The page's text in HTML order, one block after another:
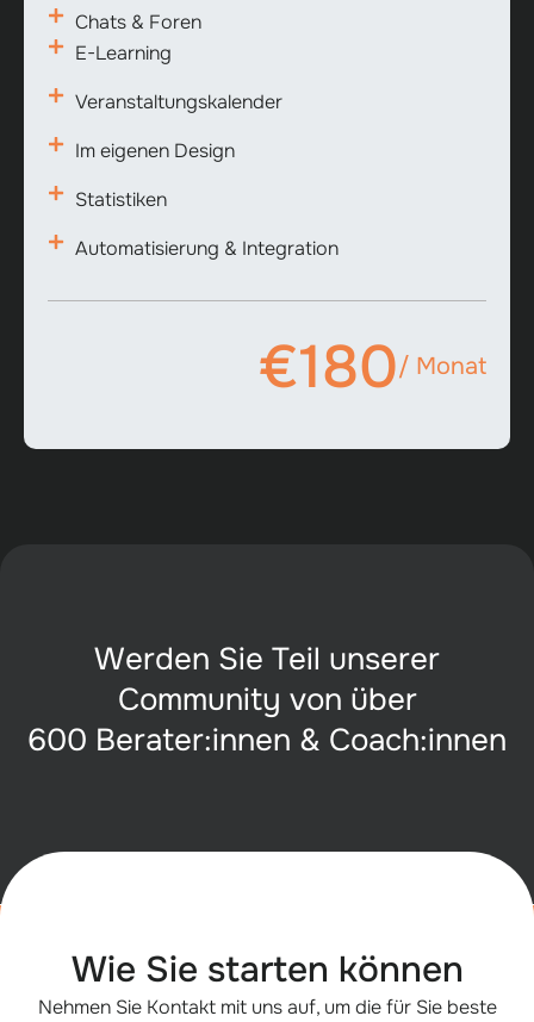
Chats & Foren
E-Learning
Veranstaltungskalender
Im eigenen Design
Statistiken
Automatisierung & Integration
€180/ Monat
Werden Sie Teil unserer
Community von über
600 Berater:innen & Coach:innen
Wie Sie starten können
Nehmen Sie Kontakt mit uns auf, um die für Sie beste